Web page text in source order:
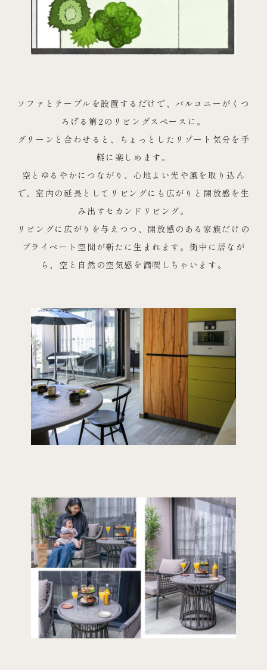
ソファとテーブルを設置するだけで、バルコニーがくつ
ろげる第2のリビングスペースに。
グリーンと合わせると、ちょっとしたリゾート気分を手
軽に楽しめます。
空とゆるやかにつながり、心地よい光や風を取り込ん
で、室内の延長としてリビングにも広がりと開放感を生
み出すセカンドリビング。
リビングに広がりを与えつつ、開放感のある家族だけの
プライベート空間が新たに生まれます。街中に居なが
ら、空と自然の空気感を満喫しちゃいます。